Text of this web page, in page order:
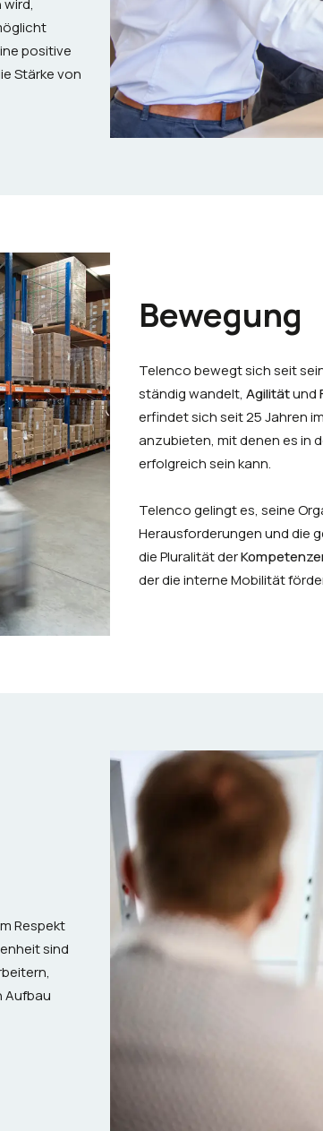
positive
Stärke von
Bewegung
Telenco bewegt sich seit
ständig wandelt, Agilitätund
erfindet sich seit 25 Jahren
anzubieten, mit denen es in
erfolgreich sein kann.
Telenco gelingt es, seine
Herausforderungen und die
die Pluralität der
der die interne Mobilität
Respekt
sind
Aufbau